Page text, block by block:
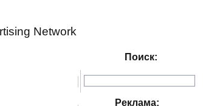
Network
Поиск:
Реклама: